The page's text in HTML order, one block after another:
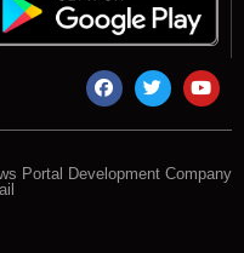
Portal Development Company